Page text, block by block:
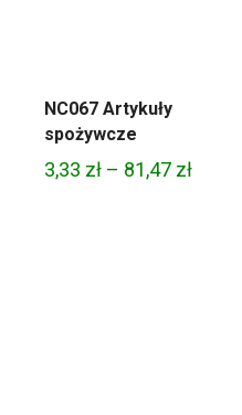
NC067 Artykuły
spożywcze
3,33 zł – 81,47 złZakres